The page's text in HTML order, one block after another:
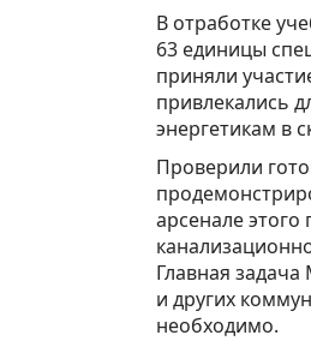
В отработке
63 единицы
приняли
привлекались
энергетикам в
Проверили
арсенале
Главная
и других
необходимо.